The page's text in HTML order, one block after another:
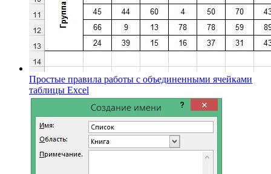
Простые правила работы с объединенными ячейками
таблицы Excel